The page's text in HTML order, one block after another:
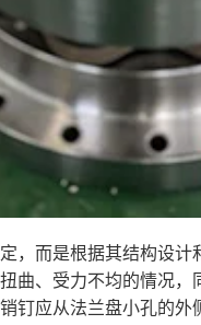
，而是根据其结构设
曲、受力不均的情况
钉应从法兰盘小孔的